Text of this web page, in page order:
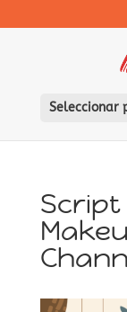
Seleccionar
Script